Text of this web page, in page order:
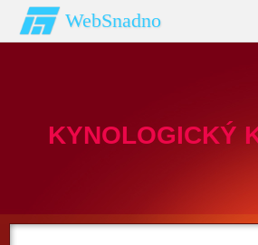
WebSnadno
KYNOLOGICKÝ